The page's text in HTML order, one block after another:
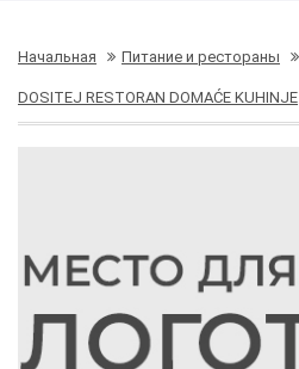
Начальная Питание и рестораны
DOSITEJ RESTORAN DOMAĆE KUHINJE